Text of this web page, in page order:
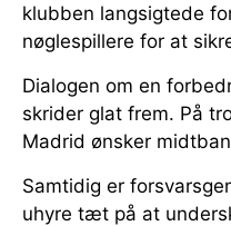
klubben langsigtede
nøglespillere for at
Dialogen om en
skrider glat frem. På
Madrid ønsker
Samtidig er
uhyre tæt på at